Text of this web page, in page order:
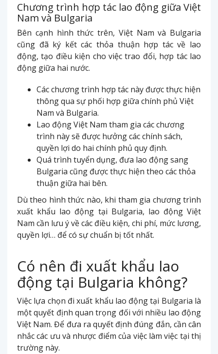
Chương trình hợp tác lao động giữa Việt
Nam và Bulgaria
Bên cạnh hình thức trên, Việt Nam và Bulgaria
cũng đã ký kết các thỏa thuận hợp tác về lao
động, tạo điều kiện cho việc trao đổi, hợp tác lao
động giữa hai nước.
Các chương trình hợp tác này được thực hiện
thông qua sự phối hợp giữa chính phủ Việt
Nam và Bulgaria.
Lao động Việt Nam tham gia các chương
trình này sẽ được hưởng các chính sách,
quyền lợi do hai chính phủ quy định.
Quá trình tuyển dụng, đưa lao động sang
Bulgaria cũng được thực hiện theo các thỏa
thuận giữa hai bên.
Dù theo hình thức nào, khi tham gia chương trình
xuất khẩu lao động tại Bulgaria, lao động Việt
Nam cần lưu ý về các điều kiện, chi phí, mức lương,
quyền lợi… để có sự chuẩn bị tốt nhất.
Có nên đi xuất khẩu lao
động tại Bulgaria không?
Việc lựa chọn đi xuất khẩu lao động tại Bulgaria là
một quyết định quan trọng đối với nhiều lao động
Việt Nam. Để đưa ra quyết định đúng đắn, cần cân
nhắc các ưu và nhược điểm của việc làm việc tại thị
trường này.